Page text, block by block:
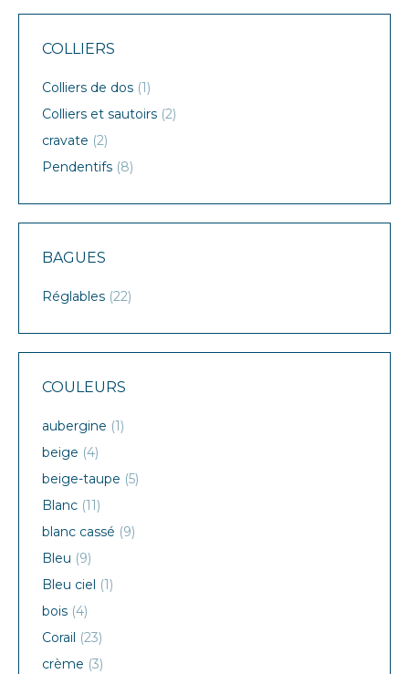
COLLIERS
Colliers de dos (1)
Colliers et sautoirs (2)
cravate (2)
Pendentifs (8)
BAGUES
Réglables (22)
COULEURS
aubergine (1)
beige (4)
beige-taupe (5)
Blanc (11)
blanc cassé (9)
Bleu (9)
Bleu ciel (1)
bois (4)
Corail (23)
crème (3)